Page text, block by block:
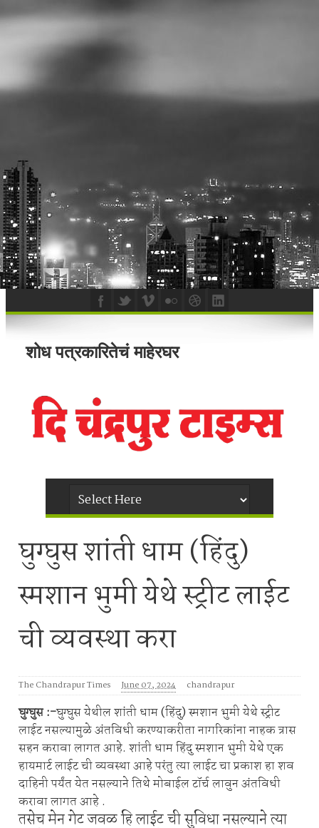
शोध पत्रकारितेचं माहेरघर
घुग्घुस शांती धाम (हिंदु)
स्मशान भुमी येथे स्ट्रीट लाईट
ची व्यवस्था करा
The Chandrapur Times June 07, 2024 chandrapur
घुग्घुस :-घुग्घुस येथील शांती धाम (हिंदु) स्मशान भुमी येथे स्ट्रीट
लाईट नसल्यामुळे अंतविधी करण्याकरीता नागरिकांना नाहक त्रास
सहन करावा लागत आहे. शांती धाम हिंदु स्मशान भुमी येथे एक
हायमार्ट लाईट ची व्यवस्था आहे परंतु त्या लाईट चा प्रकाश हा शव
दाहिनी पर्यंत येत नसल्याने तिथे मोबाईल टॉर्च लावुन अंतविधी
करावा लागत आहे .
तसेच मेन गेट जवळ हि लाईट ची सुविधा नसल्याने त्या